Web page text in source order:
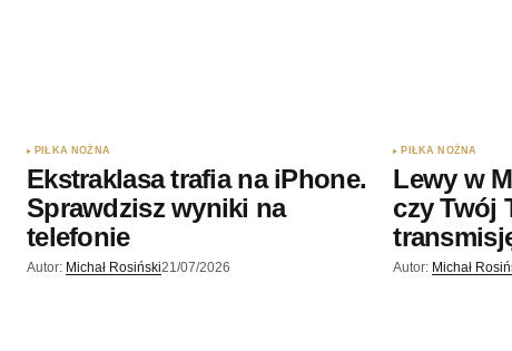
PIŁKA NOŻNA
Ekstraklasa trafia na iPhone.
Sprawdzisz wyniki na
telefonie
Autor: Michał Rosiński21/07/2026
PIŁKA NOŻNA
Lewy w
czy Twój
Autor: Michał